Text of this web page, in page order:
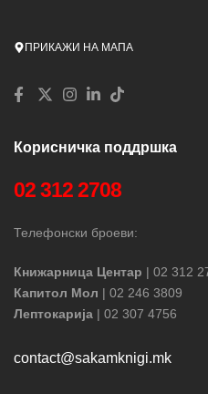
ПРИКАЖИ НА МАПА
Корисничка поддршка
02 312 2708
Телефонски броеви:
Книжарница Центар | 02 312
Капитол Мол | 02 246 3809
Лептокарија | 02 307 4756
contact@sakamknigi.mk